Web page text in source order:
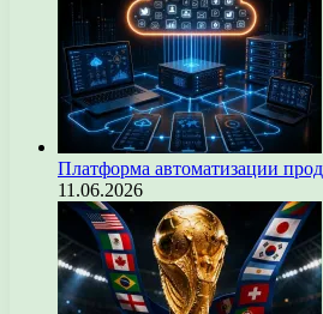
Платформа автоматизации
11.06.2026